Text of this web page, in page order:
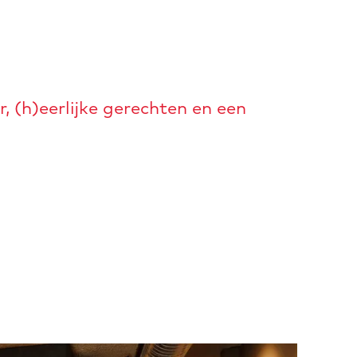
gerechten en een